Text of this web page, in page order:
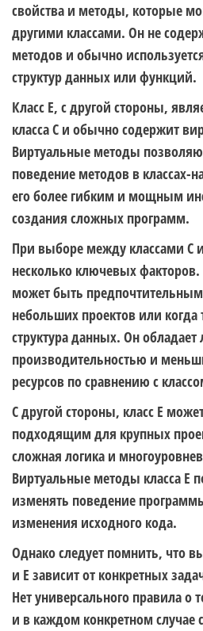
свойства и методы, которые
другими классами. Он не
методов и обычно
структур данных или функций.
Класс E, с другой стороны,
класса C и обычно содержит
Виртуальные методы
поведение методов в классах-
его более гибким и мощным
создания сложных программ.
При выборе между классами C
несколько ключевых факторов.
может быть
небольших проектов или когда
структура данных. Он
производительностью и
ресурсов по сравнению с
С другой стороны, класс E
подходящим для крупных
сложная логика и
Виртуальные методы класса E
изменять поведение
изменения исходного кода.
Однако следует помнить, что
и E зависит от конкретных
Нет универсального правила о
и в каждом конкретном случае